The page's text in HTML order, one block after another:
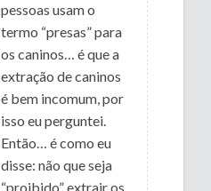
pessoas usam o
termo “presas” para
os caninos… é que a
extração de caninos
é bem incomum, por
isso eu perguntei.
Então… é como eu
disse: não que seja
“proibido” extrair os